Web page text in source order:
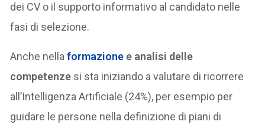
dei CV o il supporto informativo al candidato nelle
fasi di selezione.
Anche nellaformazione e analisi delle
competenze si sta iniziando a valutare di ricorrere
all’Intelligenza Artificiale (24%), per esempio per
guidare le persone nella definizione di piani di